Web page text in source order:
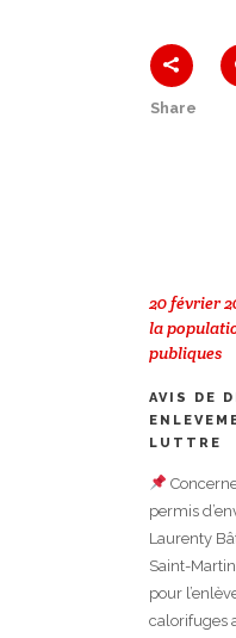
Share
20 février
la
publiques
AVIS DE
LUTTRE
permis
Laurenty
Saint-
pour
calorifuges